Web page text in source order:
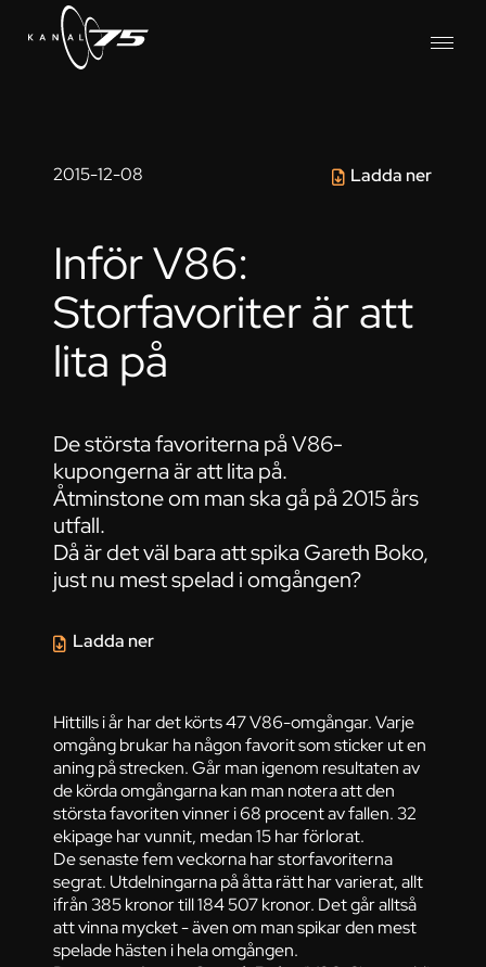
2015-12-08 Ladda ner
Inför V86:
Storfavoriter är att
lita på
De största favoriterna på V86-
kupongerna är att lita på.
Åtminstone om man ska gå på 2015 års
utfall.
Då är det väl bara att spika Gareth Boko,
just nu mest spelad i omgången?
Hittills i år har det körts 47 V86-omgångar. Varje
omgång brukar ha någon favorit som sticker ut en
aning på strecken. Går man igenom resultaten av
de körda omgångarna kan man notera att den
största favoriten vinner i 68 procent av fallen. 32
ekipage har vunnit, medan 15 har förlorat.
De senaste fem veckorna har storfavoriterna
segrat. Utdelningarna på åtta rätt har varierat, allt
ifrån 385 kronor till 184 507 kronor. Det går alltså
att vinna mycket - även om man spikar den mest
spelade hästen i hela omgången.
Ladda ner